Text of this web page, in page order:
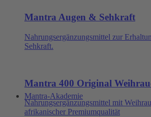
Mantra-Akademie
Mantra Augen & Sehkraft
Nahrungsergänzungsmittel zur
Sehkraft.
Mantra 400 Original
Nahrungsergänzungsmittel mit
afrikanischer Premiumqualität